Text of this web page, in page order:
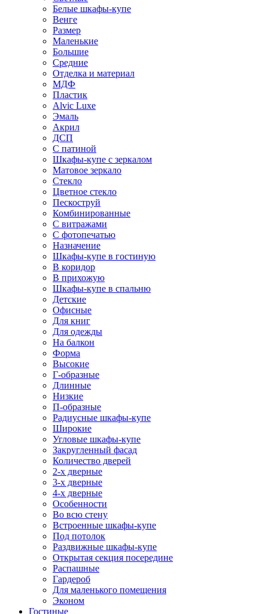
Белые шкафы-купе
Венге
Размер
Маленькие
Большие
Средние
Отделка и материал
МДФ
Пластик
Alvic Luxe
Эмаль
Акрил
ДСП
С патиной
Шкафы-купе с зеркалом
Матовое зеркало
Стекло
Цветное стекло
Пескоструй
Комбинированные
С витражами
С фотопечатью
Назначение
Шкафы-купе в гостиную
В коридор
В прихожую
Шкафы-купе в спальню
Детские
Офисные
Для книг
Для одежды
На балкон
Форма
Высокие
Г-образные
Длинные
Низкие
П-образные
Радиусные шкафы-купе
Широкие
Угловые шкафы-купе
Закругленный фасад
Количество дверей
2-х дверные
3-х дверные
4-х дверные
Особенности
Во всю стену
Встроенные шкафы-купе
Под потолок
Раздвижные шкафы-купе
Открытая секция посередине
Распашные
Гардероб
Для маленького помещения
Эконом
Гостиные